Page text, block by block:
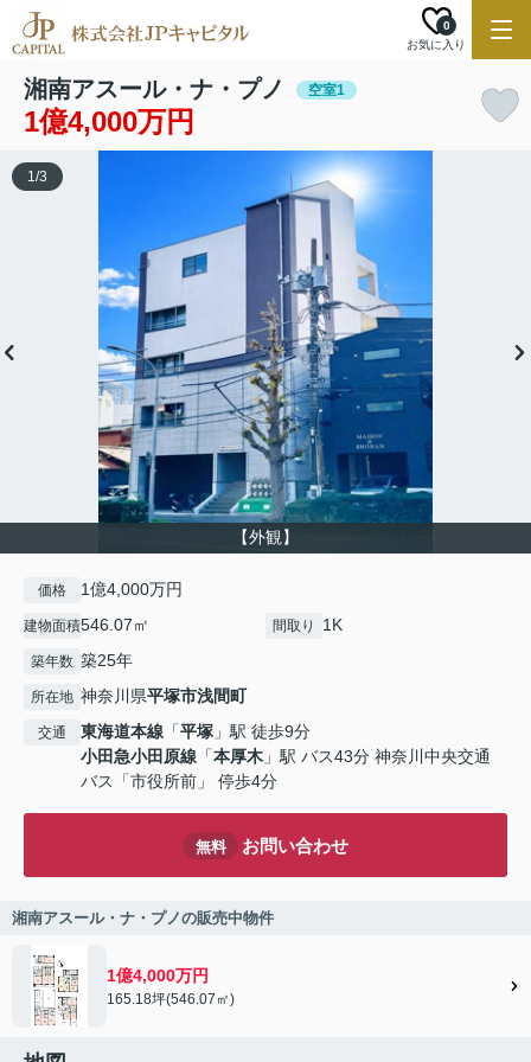
お気に入り
0
湘南アスール・ナ・プノ 空室1
1億4,000万円
【外観】
1/3
価格 1億4,000万円
建物面積546.07㎡ 間取り 1K
築年数 築25年
所在地 神奈川県平塚市浅間町
交通 東海道本線 「平塚 」駅 徒歩9分
小田急小田原線 「本厚木 」駅 バス43分 神奈川中央交通
バス「市役所前」 停歩4分
無料 お問い合わせ
湘南アスール・ナ・プノの販売中物件
1億4,000万円
165.18坪(546.07㎡)